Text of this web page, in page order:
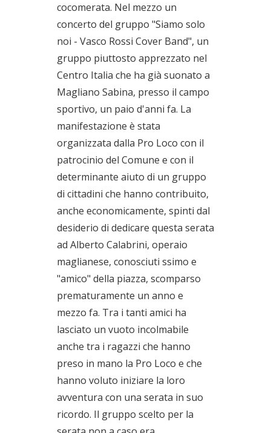
cocomerata. Nel mezzo un
concerto del gruppo "Siamo solo
noi - Vasco Rossi Cover Band", un
gruppo piuttosto apprezzato nel
Centro Italia che ha già suonato a
Magliano Sabina, presso il campo
sportivo, un paio d'anni fa. La
manifestazione è stata
organizzata dalla Pro Loco con il
patrocinio del Comune e con il
determinante aiuto di un gruppo
di cittadini che hanno contribuito,
anche economicamente, spinti dal
desiderio di dedicare questa serata
ad Alberto Calabrini, operaio
maglianese, conosciuti ssimo e
"amico" della piazza, scomparso
prematuramente un anno e
mezzo fa. Tra i tanti amici ha
lasciato un vuoto incolmabile
anche tra i ragazzi che hanno
preso in mano la Pro Loco e che
hanno voluto iniziare la loro
avventura con una serata in suo
ricordo. Il gruppo scelto per la